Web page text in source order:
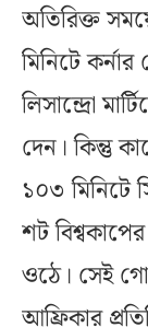
অতিরিক্ত
মিনিটে
লিসান্দ্রো
দেন। কিন্তু
১০৩ মিনিটে
শট
ওঠে। সেই
আফ্রিকার